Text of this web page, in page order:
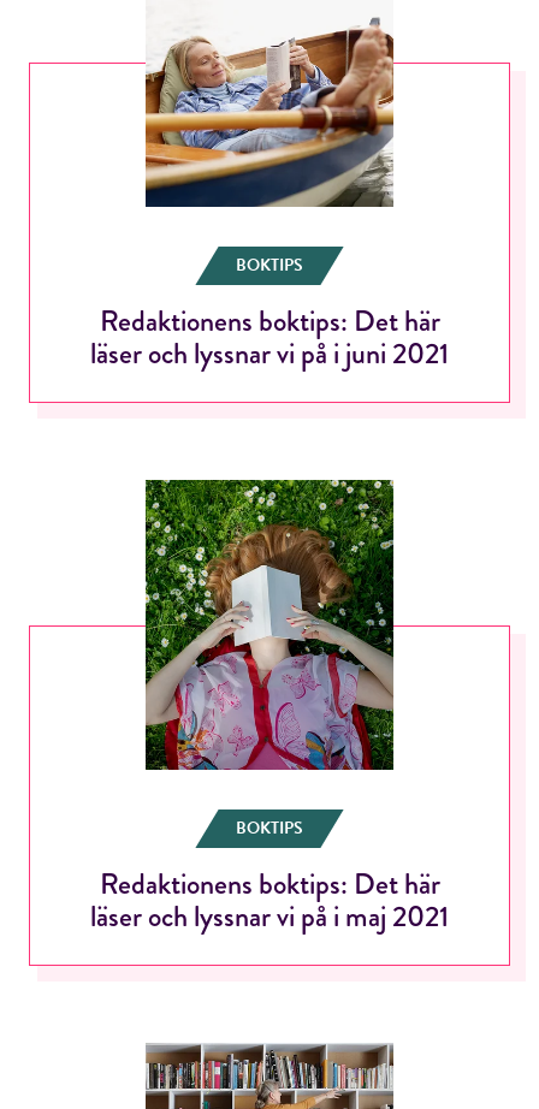
BOKTIPS
Redaktionens boktips: Det här
läser och lyssnar vi på i juni 2021
BOKTIPS
Redaktionens boktips: Det här
läser och lyssnar vi på i maj 2021